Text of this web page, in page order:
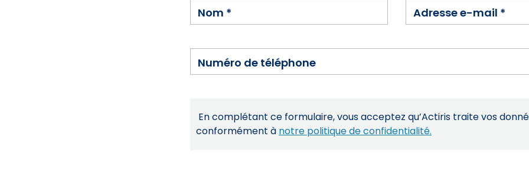
Nom * Adresse e-mail *
Numéro de téléphone
En complétant ce formulaire, vous acceptez qu’Actiris traite vos
conformément à notre politique de confidentialité.